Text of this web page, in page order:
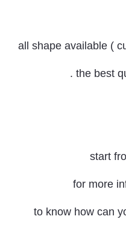
all shape available (
the best
start
for more
to know how can